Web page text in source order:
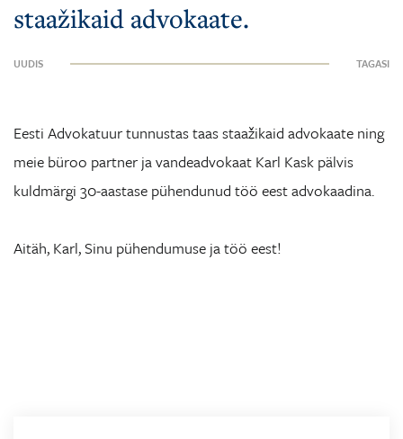
staažikaid advokaate.
UUDIS TAGASI
Eesti Advokatuur tunnustas taas staažikaid advokaate ning
meie büroo partner ja vandeadvokaat Karl Kask pälvis
kuldmärgi 30-aastase pühendunud töö eest advokaadina.
Aitäh, Karl, Sinu pühendumuse ja töö eest!